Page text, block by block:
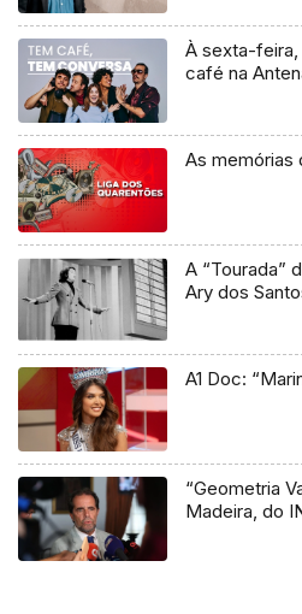
À sexta-
café na
As memórias
A “Tourada”
Ary dos
A1 Doc:
“Geometria
Madeira, do